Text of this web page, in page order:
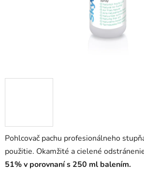
Pohlcovač pachu profesionálneho
použitie. Okamžité a cielené
51% v porovnaní s 250 ml balením.